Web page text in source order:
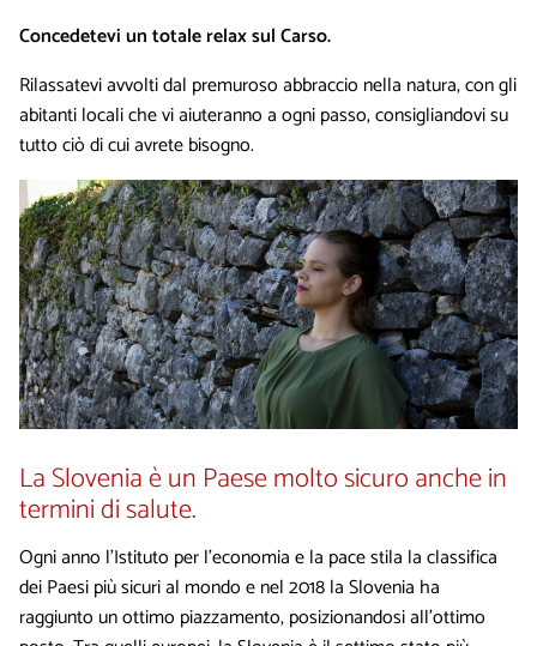
Concedetevi un totale relax sul Carso.
Rilassatevi avvolti dal premuroso abbraccio nella natura, con gli
abitanti locali che vi aiuteranno a ogni passo, consigliandovi su
tutto ciò di cui avrete bisogno.
La Slovenia è un Paese molto sicuro anche in
termini di salute.
Ogni anno l’Istituto per l’economia e la pace stila la classifica
dei Paesi più sicuri al mondo e nel 2018 la Slovenia ha
raggiunto un ottimo piazzamento, posizionandosi all’ottimo